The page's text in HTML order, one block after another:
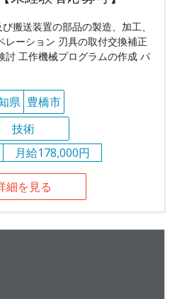
搬送装置の部品の製造、加工、
レーション 刃具の取付交換補正
討 工作機械プログラムの作成 パ
県 豊橋市
技術
月給178,000円
細を見る